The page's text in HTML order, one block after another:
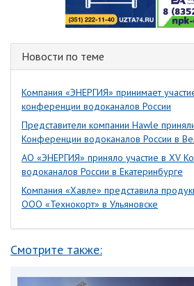
Новости по теме
Компания «ЭНЕРГИЯ» принимает
конференции водоканалов России
Представители компании Hawle
Конференции водоканалов России в
АО «ЭНЕРГИЯ» приняло участие в XV
водоканалов России в Екатеринбурге
Компания «Хавле» представила
ООО «Технокорт» в Ульяновске
Смотрите также: